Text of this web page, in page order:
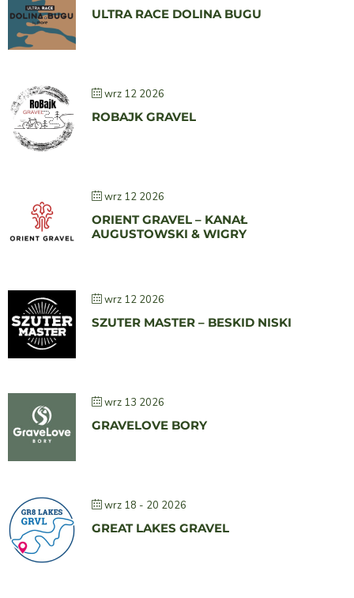
ULTRA RACE DOLINA BUGU
wrz 12 2026
ROBAJK GRAVEL
wrz 12 2026
ORIENT GRAVEL – KANAŁ
AUGUSTOWSKI & WIGRY
wrz 12 2026
SZUTER MASTER – BESKID NISKI
wrz 13 2026
GRAVELOVE BORY
wrz 18 - 20 2026
GREAT LAKES GRAVEL